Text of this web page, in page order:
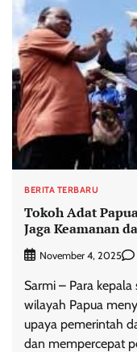
BERITA TERBARU
Tokoh Adat
Jaga Keamanan
November 4, 2025
Sarmi – Para
wilayah Papua
upaya pemerintah
dan mempercepat